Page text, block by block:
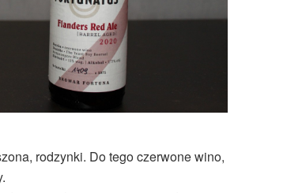
rodzynki. Do tego czerwone wino,